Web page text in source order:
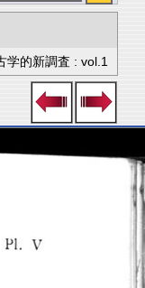
学的新調査 : vol.1